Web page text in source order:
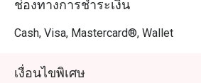
ช่องทางการชำระเงิน
Cash, Visa, Mastercard®, Wallet
เงื่อนไขพิเศษ